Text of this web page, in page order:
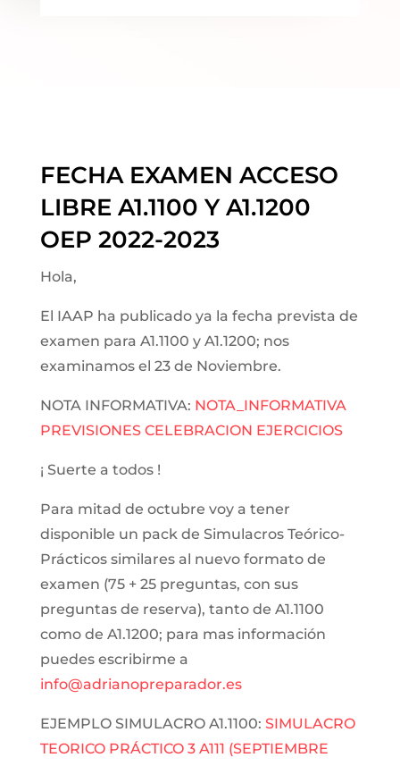
FECHA EXAMEN ACCESO
LIBRE A1.1100 Y A1.1200
OEP 2022-2023
Hola,
El IAAP ha publicado ya la fecha prevista de
examen para A1.1100 y A1.1200; nos
examinamos el 23 de Noviembre.
NOTA INFORMATIVA: NOTA_INFORMATIVA
PREVISIONES CELEBRACION EJERCICIOS
¡ Suerte a todos !
Para mitad de octubre voy a tener
disponible un pack de Simulacros Teórico-
Prácticos similares al nuevo formato de
examen (75 + 25 preguntas, con sus
preguntas de reserva), tanto de A1.1100
como de A1.1200; para mas información
puedes escribirme a
info@adrianopreparador.es
EJEMPLO SIMULACRO A1.1100: SIMULACRO
TEORICO PRÁCTICO 3 A111 (SEPTIEMBRE